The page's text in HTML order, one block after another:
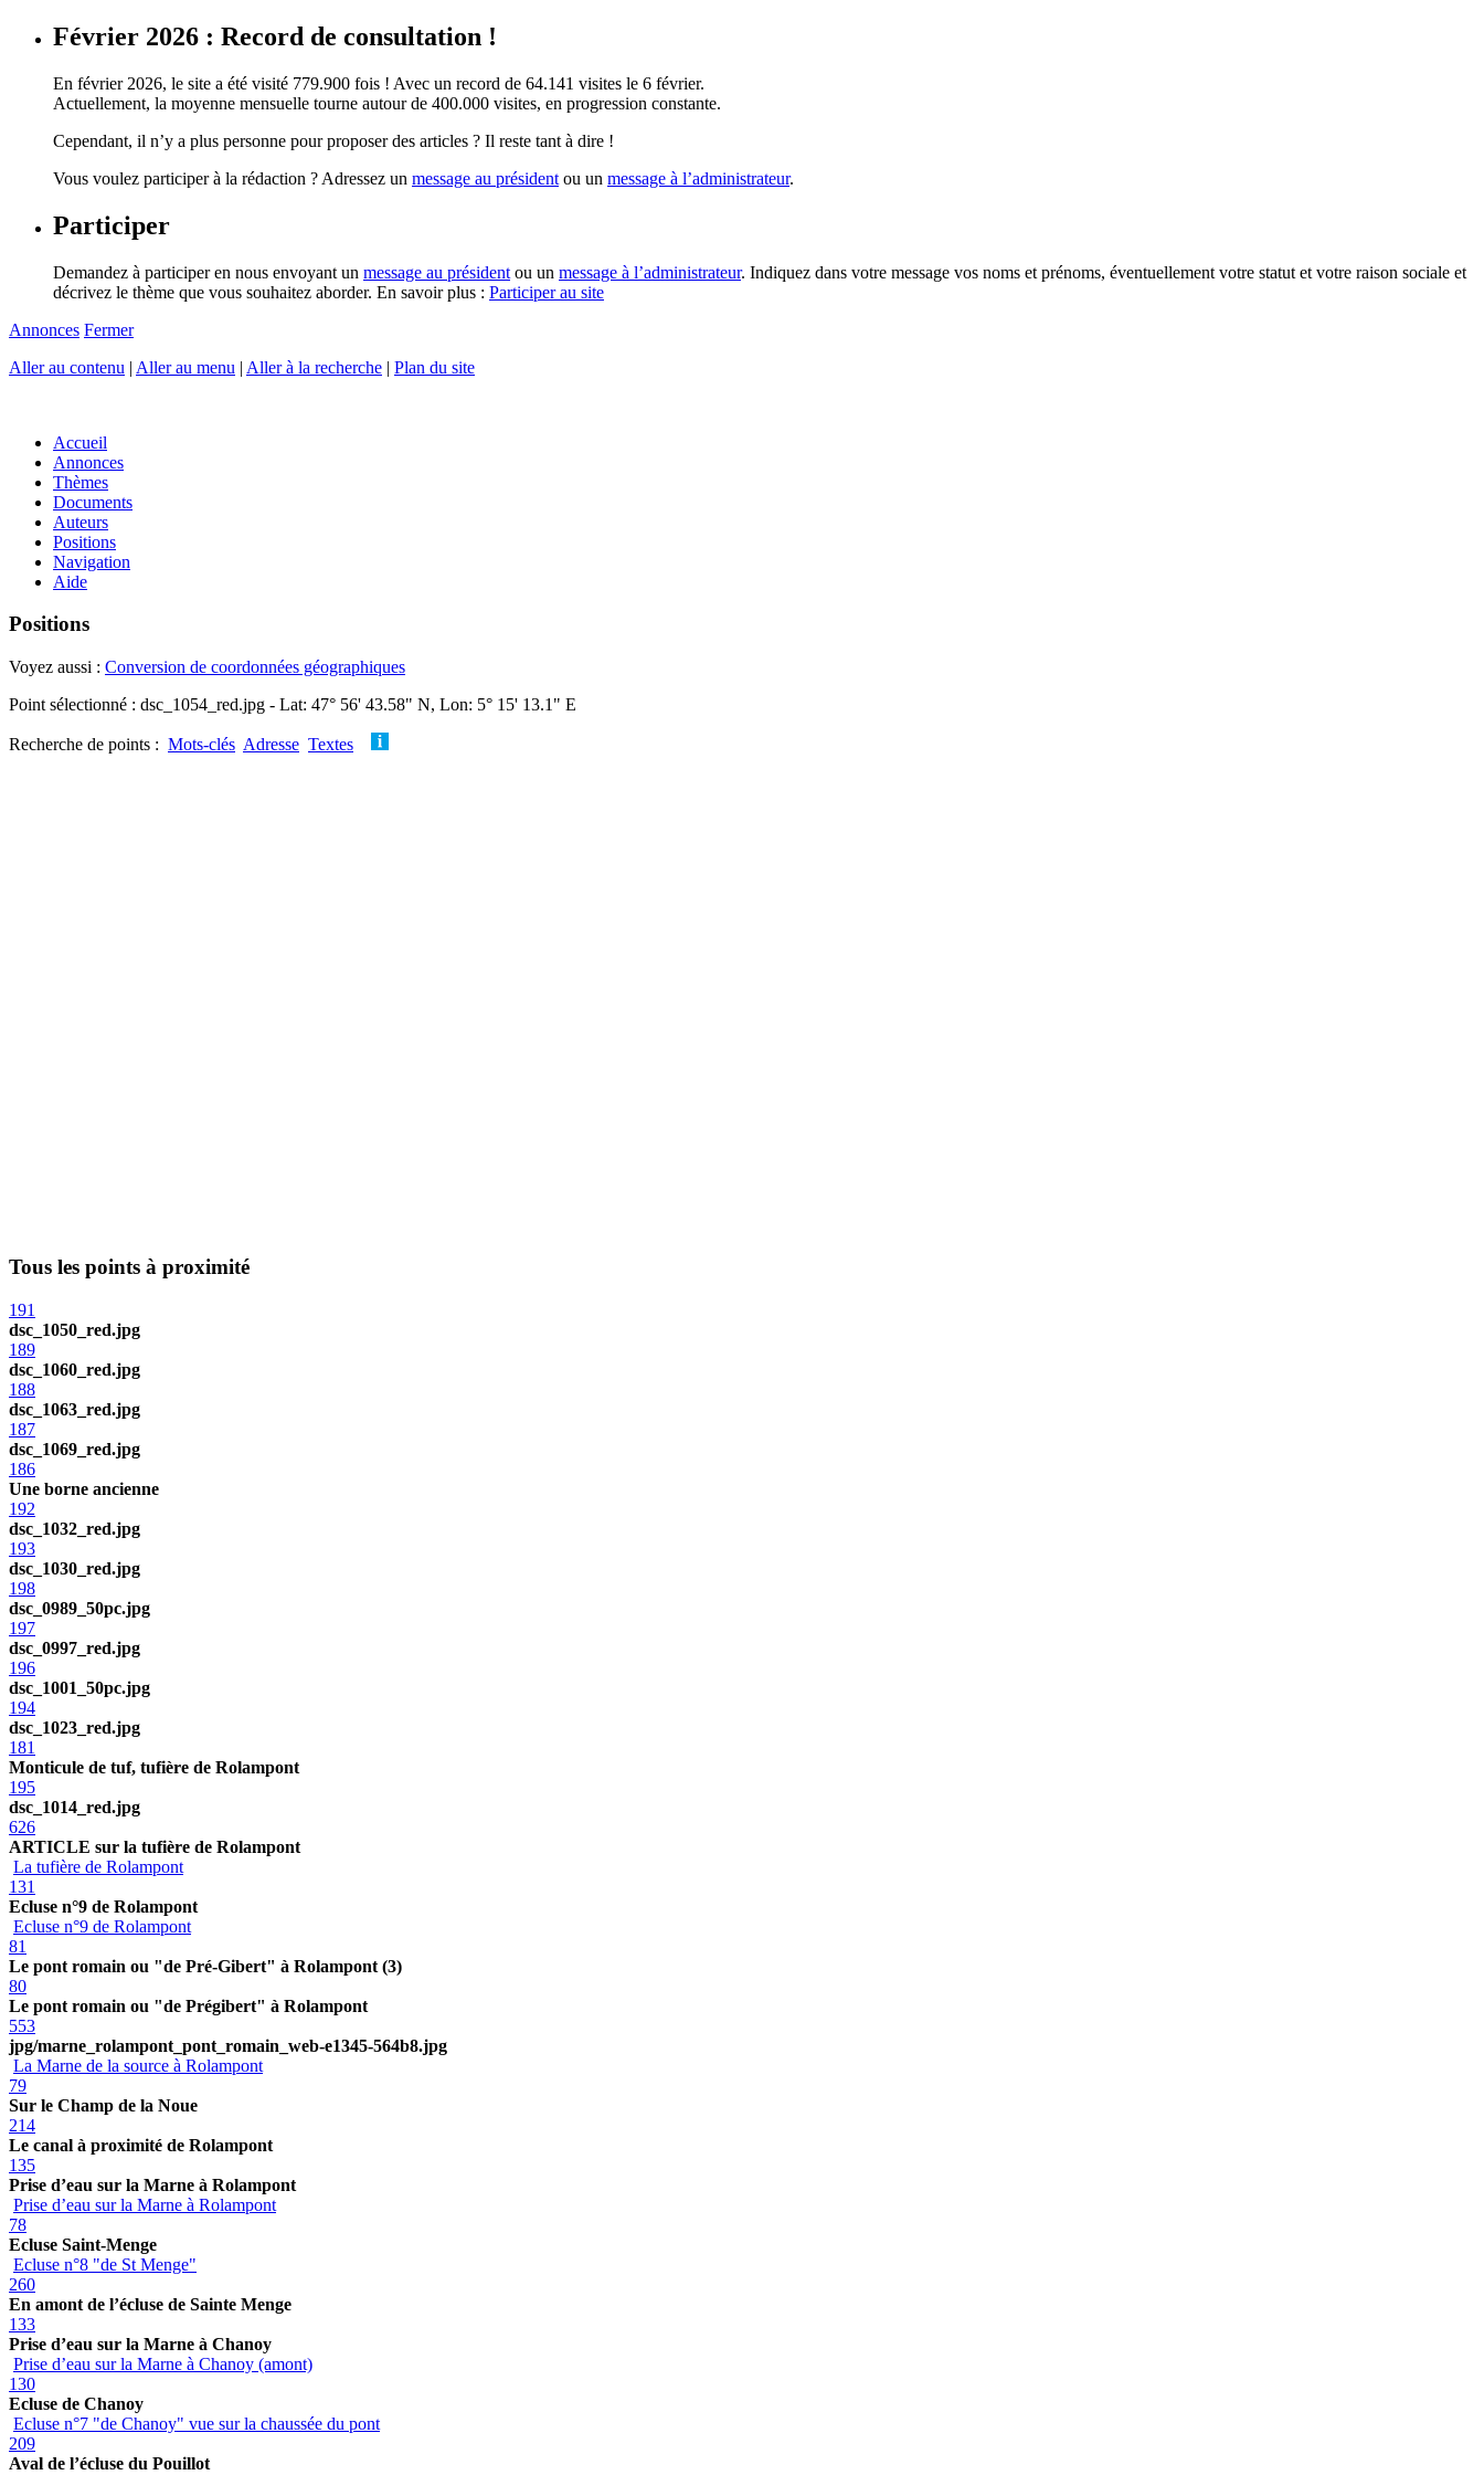
Février 2026 : Record de consultation !
En février 2026, le site a été visité 779.900 fois ! Avec un record de 64.141 visites le 6 février.
Actuellement, la moyenne mensuelle tourne autour de 400.000 visites, en progression constante.
Cependant, il n’y a plus personne pour proposer des articles ? Il reste tant à dire !
Vous voulez participer à la rédaction ? Adressez un message au président ou un message à l’administrateur.
Participer
Demandez à participer en nous envoyant un message au président ou un message à l’administrateur. Indiquez dans votre message vos noms et prénoms, éventuellement votre statut et votre raison sociale et
décrivez le thème que vous souhaitez aborder. En savoir plus : Participer au site
Annonces Fermer
Aller au contenu | Aller au menu | Aller à la recherche | Plan du site
Accueil
Annonces
Thèmes
Documents
Auteurs
Positions
Navigation
Aide
Positions
Voyez aussi : Conversion de coordonnées géographiques
Point sélectionné : dsc_1054_red.jpg - Lat: 47° 56' 43.58" N, Lon: 5° 15' 13.1" E
Recherche de points : Mots-clés Adresse Textes
Tous les points à proximité
191
dsc_1050_red.jpg
189
dsc_1060_red.jpg
188
dsc_1063_red.jpg
187
dsc_1069_red.jpg
186
Une borne ancienne
192
dsc_1032_red.jpg
193
dsc_1030_red.jpg
198
dsc_0989_50pc.jpg
197
dsc_0997_red.jpg
196
dsc_1001_50pc.jpg
194
dsc_1023_red.jpg
181
Monticule de tuf, tufière de Rolampont
195
dsc_1014_red.jpg
626
ARTICLE sur la tufière de Rolampont
La tufière de Rolampont
131
Ecluse n°9 de Rolampont
Ecluse n°9 de Rolampont
81
Le pont romain ou "de Pré-Gibert" à Rolampont (3)
80
Le pont romain ou "de Prégibert" à Rolampont
553
jpg/marne_rolampont_pont_romain_web-e1345-564b8.jpg
La Marne de la source à Rolampont
79
Sur le Champ de la Noue
214
Le canal à proximité de Rolampont
135
Prise d’eau sur la Marne à Rolampont
Prise d’eau sur la Marne à Rolampont
78
Ecluse Saint-Menge
Ecluse n°8 "de St Menge"
260
En amont de l’écluse de Sainte Menge
133
Prise d’eau sur la Marne à Chanoy
Prise d’eau sur la Marne à Chanoy (amont)
130
Ecluse de Chanoy
Ecluse n°7 "de Chanoy" vue sur la chaussée du pont
209
Aval de l’écluse du Pouillot